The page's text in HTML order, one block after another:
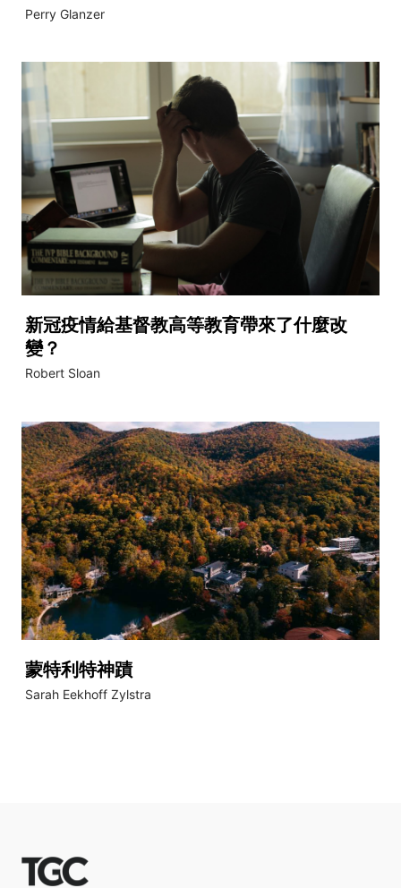
Perry Glanzer
新冠疫情給基督教高等教育帶來了什麼改
變？
Robert Sloan
蒙特利特神蹟
Sarah Eekhoff Zylstra